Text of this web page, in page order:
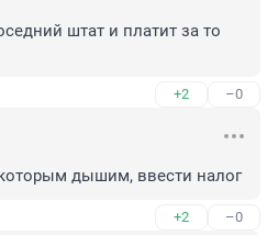
штат и платит за то
+2 –0
дышим, ввести налог
+2 –0